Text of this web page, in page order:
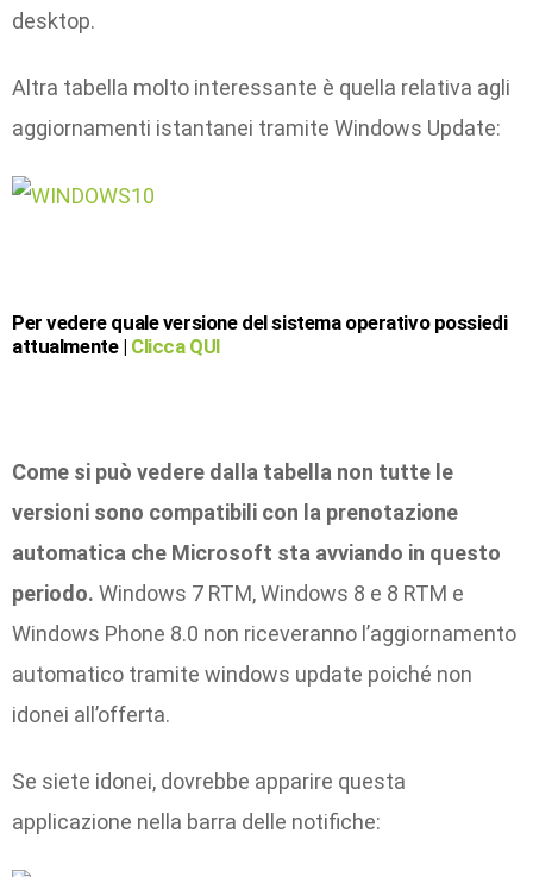
desktop.
Altra tabella molto interessante è quella relativa agli
aggiornamenti istantanei tramite Windows Update:
Per vedere quale versione del sistema operativo possiedi
attualmente | Clicca QUI
Come si può vedere dalla tabella non tutte le
versioni sono compatibili con la prenotazione
automatica che Microsoft sta avviando in questo
periodo. Windows 7 RTM, Windows 8 e 8 RTM e
Windows Phone 8.0 non riceveranno l’aggiornamento
automatico tramite windows update poiché non
idonei all’offerta.
Se siete idonei, dovrebbe apparire questa
applicazione nella barra delle notifiche: